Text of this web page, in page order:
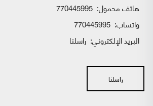
هاتف محمول: 770445995
واتساب:
البريد الإلكتروني: راسلنا
راسلنا